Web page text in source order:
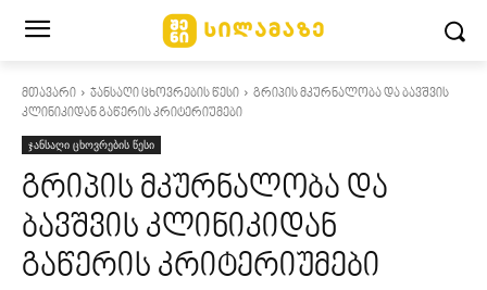
მთავარი ჯანსაღი ცხოვრების წესი
გრიპის მკურნალობა და ბავშვის
კლინიკიდან გაწერის კრიტერიუმები
ჯანსაღი ცხოვრების წესი
გრიპის მკურნალობა და
ბავშვის კლინიკიდან
გაწერის კრიტერიუმები